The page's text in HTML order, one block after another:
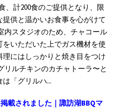
、計200食のご提供となり、限
供と温かいお食事を心がけて
内スタジオのため、チャコール
いただいた上でガス機材を使
にはしっかりと焼き目をつけ
リルチキンのカチャトーラ〜と
「グリルハ...
載されました｜諏訪湖BBQマ